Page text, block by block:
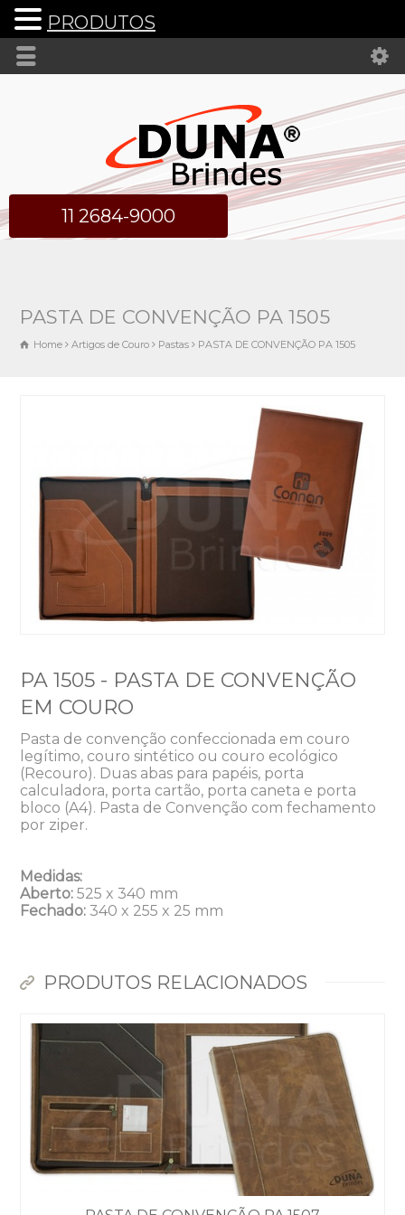
11 2684-9000
PASTA DE CONVENÇÃO PA 1505
Home Artigos de Couro Pastas PASTA DE CONVENÇÃO PA 1505
PA 1505 - PASTA DE CONVENÇÃO
EM COURO
Pasta de convenção confeccionada em couro
legítimo, couro sintético ou couro ecológico
(Recouro). Duas abas para papéis, porta
calculadora, porta cartão, porta caneta e porta
bloco (A4). Pasta de Convenção com fechamento
por ziper.
Medidas:
Aberto: 525 x 340 mm
Fechado: 340 x 255 x 25 mm
PRODUTOS RELACIONADOS
Dunas Brindes
Normalmente responde em
minutos
PRODUTOS